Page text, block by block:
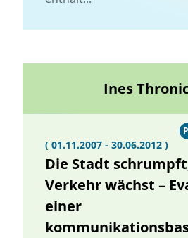
Ines
( 01.11.2007 - 30.06.2012 )
Die Stadt
Verkehr wächst –
einer